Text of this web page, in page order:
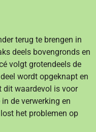
terug te brengen in
deels bovengronds en
volgt grotendeels de
wordt opgeknapt en
dit waardevol is voor
de verwerking en
het problemen op